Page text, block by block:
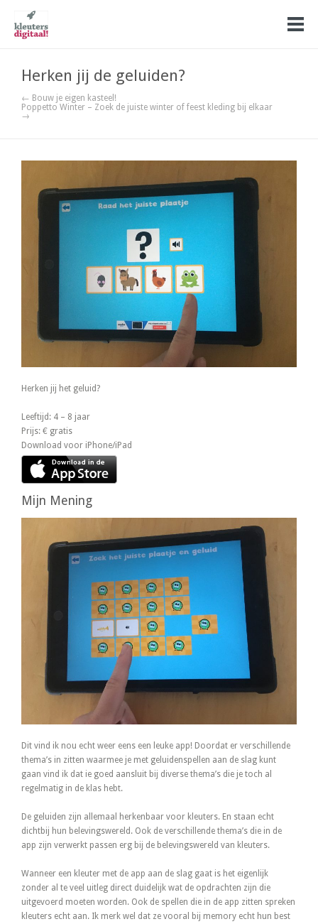
Herken jij de geluiden?
← Bouw je eigen kasteel!
Poppetto Winter – Zoek de juiste winter of feest kleding bij elkaar
→
Herken jij het geluid?
Leeftijd: 4 – 8 jaar
Prijs: € gratis
Download voor iPhone/iPad
Mijn Mening
Dit vind ik nou echt weer eens een leuke app! Doordat er verschillende
thema’s in zitten waarmee je met geluidenspellen aan de slag kunt
gaan vind ik dat ie goed aansluit bij diverse thema’s die je toch al
regelmatig in de klas hebt.
De geluiden zijn allemaal herkenbaar voor kleuters. En staan echt
dichtbij hun belevingswereld. Ook de verschillende thema’s die in de
app zijn verwerkt passen erg bij de belevingswereld van kleuters.
Wanneer een kleuter met de app aan de slag gaat is het eigenlijk
zonder al te veel uitleg direct duidelijk wat de opdrachten zijn die
uitgevoerd moeten worden. Ook de spellen die in de app zitten spreken
kleuters echt aan. Ik merk wel dat ze vooral bij memory echt hun best